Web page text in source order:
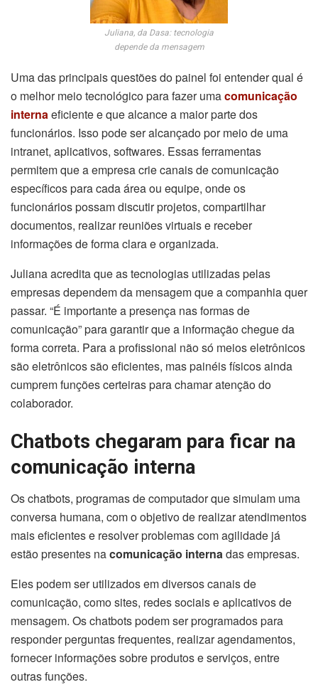
Juliana, da Dasa: tecnologia
depende da mensagem
Uma das principais questões do painel foi entender qual é
o melhor meio tecnológico para fazer umacomunicação
internaeficiente e que alcance a maior parte dos
funcionários. Isso pode ser alcançado por meio de uma
intranet, aplicativos, softwares. Essas ferramentas
permitem que a empresa crie canais de comunicação
específicos para cada área ou equipe, onde os
funcionários possam discutir projetos, compartilhar
documentos, realizar reuniões virtuais e receber
informações de forma clara e organizada.
Juliana acredita que as tecnologias utilizadas pelas
empresas dependem da mensagem que a companhia quer
passar. “É importante a presença nas formas de
comunicação” para garantir que a informação chegue da
forma correta. Para a profissional não só meios eletrônicos
são eletrônicos são eficientes, mas painéis físicos ainda
cumprem funções certeiras para chamar atenção do
colaborador.
Chatbots chegaram para ficar na
comunicação interna
Os chatbots, programas de computador que simulam uma
conversa humana, com o objetivo de realizar atendimentos
mais eficientes e resolver problemas com agilidade já
estão presentes nacomunicação internadas empresas.
Eles podem ser utilizados em diversos canais de
comunicação, como sites, redes sociais e aplicativos de
mensagem. Os chatbots podem ser programados para
responder perguntas frequentes, realizar agendamentos,
fornecer informações sobre produtos e serviços, entre
outras funções.